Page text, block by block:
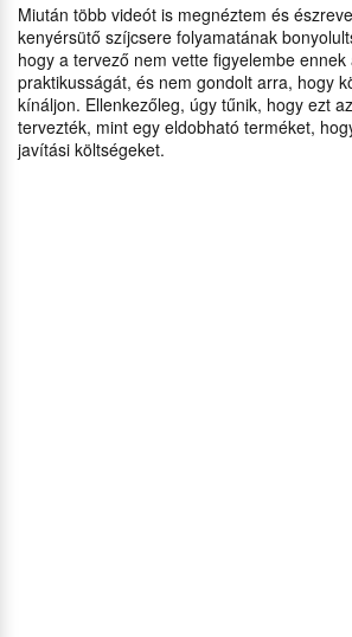
Miután több videót is megnéztem és
kenyérsütő szíjcsere folyamatának
hogy a tervező nem vette figyelembe ennek
praktikusságát, és nem gondolt arra, hogy
kínáljon. Ellenkezőleg, úgy tűnik, hogy ezt
tervezték, mint egy eldobható terméket,
javítási költségeket.